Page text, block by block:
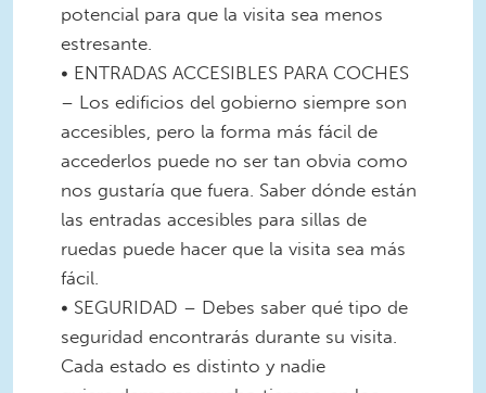
potencial para que la visita sea menos
estresante.
• ENTRADAS ACCESIBLES PARA COCHES
– Los edificios del gobierno siempre son
accesibles, pero la forma más fácil de
accederlos puede no ser tan obvia como
nos gustaría que fuera. Saber dónde están
las entradas accesibles para sillas de
ruedas puede hacer que la visita sea más
fácil.
• SEGURIDAD – Debes saber qué tipo de
seguridad encontrarás durante su visita.
Cada estado es distinto y nadie